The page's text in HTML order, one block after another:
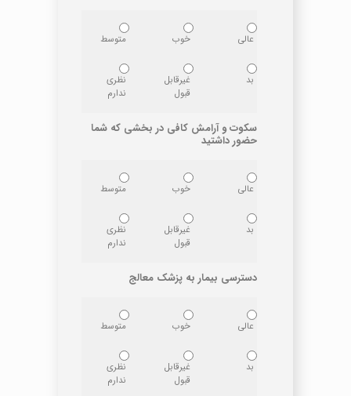
عالی خوب متوسط
بد
غیرقابل
قبول
نظری
ندارم
سکوت و آرامش کافی در بخشی که شما
حضور داشتید
عالی خوب متوسط
بد
غیرقابل
قبول
نظری
ندارم
دسترسی بیمار به پزشک معالج
عالی خوب متوسط
بد
غیرقابل
قبول
نظری
ندارم